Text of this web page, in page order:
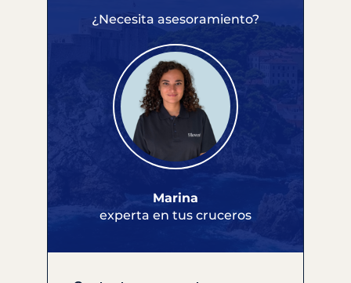
¿Necesita asesoramiento?
Marina
experta en tus cruceros